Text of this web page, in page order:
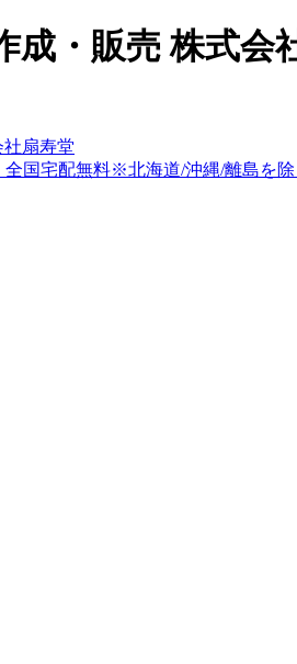
成・販売 株式会
扇寿堂